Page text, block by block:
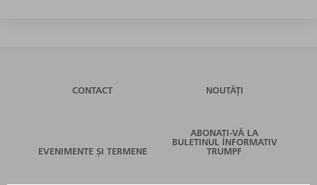
CONTACT NOUTĂȚI
EVENIMENTE ȘI TERMENE
ABONAȚI-VĂ LA
BULETINUL INFORMATIV
TRUMPF